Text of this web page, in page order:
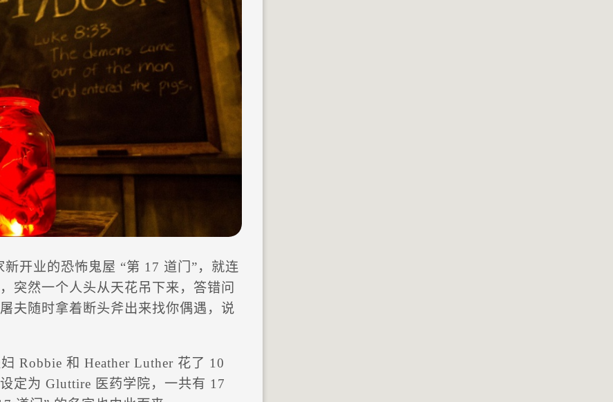
开业的恐怖鬼屋 “第 17 道门”，就连
突然一个人头从天花吊下来，答错问
夫随时拿着断头斧出来找你偶遇，说
Robbie 和 Heather Luther 花了 10
定为 Gluttire 医药学院，一共有 17